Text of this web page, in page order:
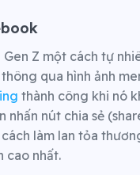
Z một cách tự
qua hình ảnh
thành công khi nó
nút chia sẻ
làm lan tỏa
cao nhất.